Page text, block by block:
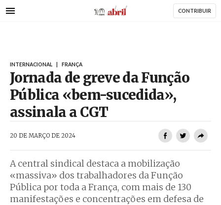
para
AbrilAbril CONTRIBUIR
INTERNACIONAL FRANÇA
Jornada de greve da Função
Pública «bem-sucedida»,
assinala a CGT
20 DE MARÇO DE 2024
A central sindical destaca a mobilização
«massiva» dos trabalhadores da Função
Pública por toda a França, com mais de 130
manifestações e concentrações em defesa de